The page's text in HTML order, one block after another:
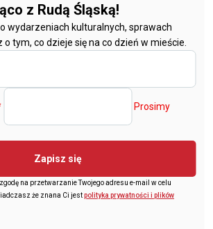
z Rudą Śląską!
wydarzeniach kulturalnych, sprawach
tym, co dzieje się na co dzień w mieście.
Prosimy
Zapisz się
na przetwarzanie Twojego adresu e-mail w celu
że znana Ci jestpolityka prywatności i plików